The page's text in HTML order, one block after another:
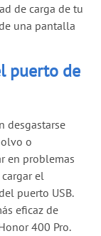
de carga de tu
una pantalla
puerto de
desgastarse
o
en problemas
el
puerto USB.
eficaz de
400 Pro.